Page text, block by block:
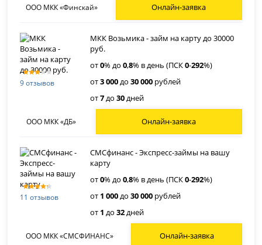
ООО МКК «Финскай» Онлайн-заявка
9 отзывов
МКК Возьмика - займ на карту до 30000
руб.
от0% до0,8% в день (ПСК0-292%)
от3 000до30 000 рублей
от7до30дней
ООО МКК «ДБ» Онлайн-заявка
11 отзывов
СМСфинанс - Экспресс-займы на вашу
карту
от0% до0,8% в день (ПСК0-292%)
от 1 000до30 000 рублей
от 1 до32дней
ООО МКК «СМСФИНАНС» Онлайн-заявка